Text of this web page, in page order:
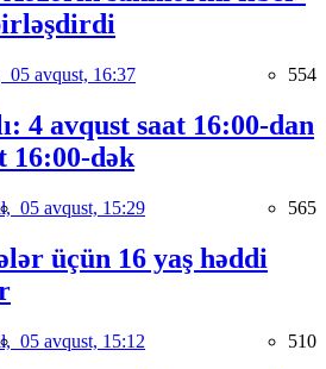
05 avqust, 16:37 554
4 avqust saat 16:00-dan
16:00-dək
05 avqust, 15:29 565
üçün 16 yaş həddi
05 avqust, 15:12 510